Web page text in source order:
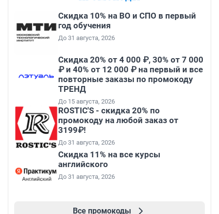
Скидка 10% на ВО и СПО в первый
год обучения
До 31 августа, 2026
Скидка 20% от 4 000 ₽, 30% от 7 000
₽ и 40% от 12 000 ₽ на первый и все
повторные заказы по промокоду
ТРЕНД
До 15 августа, 2026
ROSTIC'S - скидка 20% по
промокоду на любой заказ от
3199₽!
До 31 августа, 2026
Скидка 11% на все курсы
английского
До 31 августа, 2026
Все промокоды